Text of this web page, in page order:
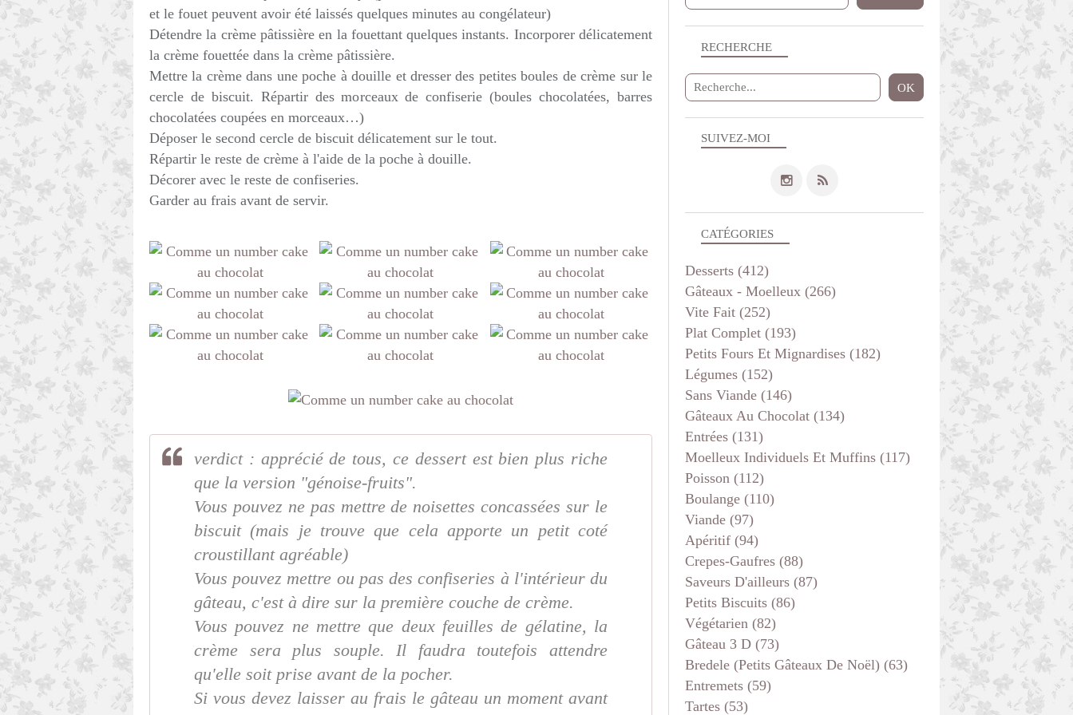
et le fouet peuvent avoir été laissés quelques minutes au congélateur)
Détendre la crème pâtissière en la fouettant quelques instants. Incorporer délicatement
la crème fouettée dans la crème pâtissière.
Mettre la crème dans une poche à douille et dresser des petites boules de crème sur le
cercle de biscuit. Répartir des morceaux de confiserie (boules chocolatées, barres
chocolatées coupées en morceaux…)
Déposer le second cercle de biscuit délicatement sur le tout.
Répartir le reste de crème à l'aide de la poche à douille.
Décorer avec le reste de confiseries.
Garder au frais avant de servir.
verdict : apprécié de tous, ce dessert est bien plus riche
que la version "génoise-fruits".
Vous pouvez ne pas mettre de noisettes concassées sur le
biscuit (mais je trouve que cela apporte un petit coté
croustillant agréable)
Vous pouvez mettre ou pas des confiseries à l'intérieur du
gâteau, c'est à dire sur la première couche de crème.
Vous pouvez ne mettre que deux feuilles de gélatine, la
crème sera plus souple. Il faudra toutefois attendre
qu'elle soit prise avant de la pocher.
Si vous devez laisser au frais le gâteau un moment avant
SUIVEZ-MOI
RECHERCHE
CATÉGORIES
Desserts (412)
Gâteaux - Moelleux (266)
Vite Fait (252)
Plat Complet (193)
Petits Fours Et Mignardises (182)
Légumes (152)
Sans Viande (146)
Gâteaux Au Chocolat (134)
Entrées (131)
Moelleux Individuels Et Muffins (117)
Poisson (112)
Boulange (110)
Viande (97)
Apéritif (94)
Crepes-Gaufres (88)
Saveurs D'ailleurs (87)
Petits Biscuits (86)
Végétarien (82)
Gâteau 3 D (73)
Bredele (petits Gâteaux De Noël) (63)
Entremets (59)
Tartes (53)